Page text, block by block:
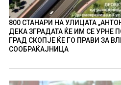
800 СТАНАРИ НА УЛИЦАТА
ДЕКА ЗГРАДАТА ЌЕ ИМ СЕ УРНЕ
ГРАД СКОПЈЕ ЌЕ ГО ПРАВИ ЗА
СООБРАЌАЈНИЦА